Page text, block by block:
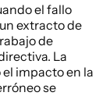
el fallo
extracto de
de
La
impacto en la
se